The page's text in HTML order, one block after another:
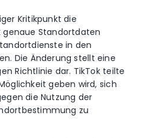
Kritikpunkt die
genaue Standortdaten
in den
Die Änderung stellt eine
Richtlinie dar. TikTok teilte
geben wird, sich
die Nutzung der
zu